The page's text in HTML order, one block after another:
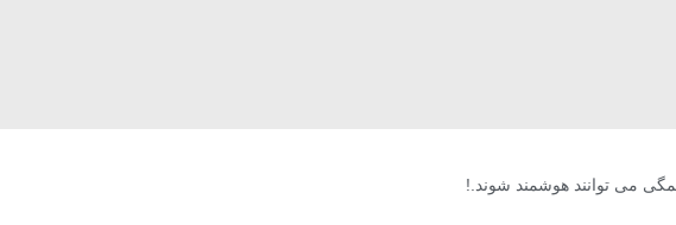
می توانند هوشمند شوند.!